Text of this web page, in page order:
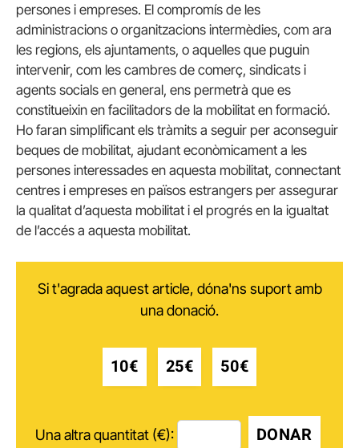
persones i empreses. El compromís de les
administracions o organitzacions intermèdies, com ara
les regions, els ajuntaments, o aquelles que puguin
intervenir, com les cambres de comerç, sindicats i
agents socials en general, ens permetrà que es
constitueixin en facilitadors de la mobilitat en formació.
Ho faran simplificant els tràmits a seguir per aconseguir
beques de mobilitat, ajudant econòmicament a les
persones interessades en aquesta mobilitat, connectant
centres i empreses en països estrangers per assegurar
la qualitat d’aquesta mobilitat i el progrés en la igualtat
de l’accés a aquesta mobilitat.
Si t'agrada aquest article, dóna'ns suport amb
una donació.
10€ 25€ 50€
Una altra quantitat (€): DONAR